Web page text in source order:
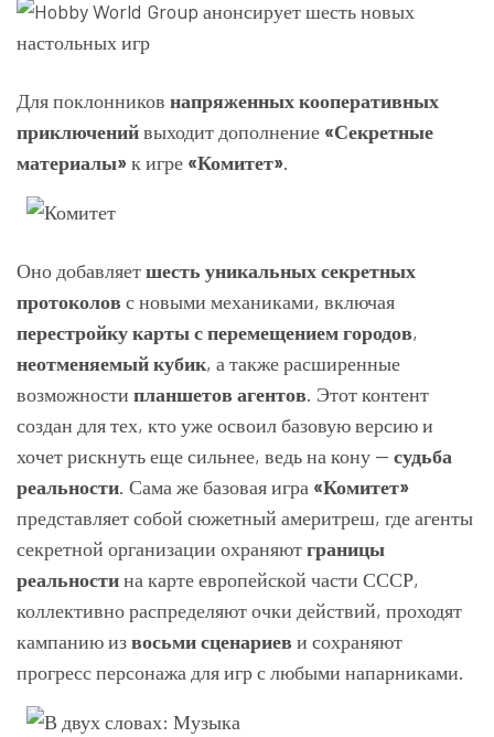
Для поклонников напряженных кооперативных
приключенийвыходит дополнение «Секретные
материалы»к игре «Комитет».
Оно добавляетшесть уникальных секретных
протоколов с новыми механиками, включая
перестройку карты с перемещением городов,
неотменяемый кубик, а также расширенные
возможности планшетов агентов. Этот контент
создан для тех, кто уже освоил базовую версию и
хочет рискнуть еще сильнее, ведь на кону — судьба
реальности. Сама же базовая игра «Комитет»
представляет собой сюжетный америтреш, где агенты
секретной организации охраняютграницы
реальностина карте европейской части СССР,
коллективно распределяют очки действий, проходят
кампанию извосьми сценариев и сохраняют
прогресс персонажа для игр с любыми напарниками.